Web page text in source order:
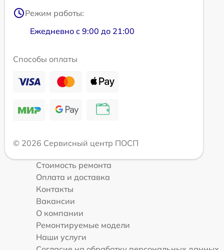
Режим работы:
Ежедневно с 9:00 до 21:00
Способы оплаты
© 2026 Сервисный центр ПОСП
Стоимость ремонта
Оплата и доставка
Контакты
Вакансии
О компании
Ремонтируемые модели
Наши услуги